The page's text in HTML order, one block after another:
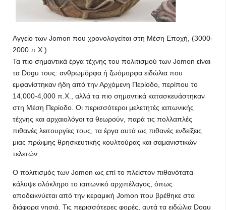
Αγγείο των Jomon που χρονολογείται στη Μέση Εποχή, (3000-
2000 π.Χ.)
Τα πιο σημαντικά έργα τέχνης του πολιτισμού των Jomon είναι
τα Dogu τους: ανθρωμόρφα ή ζωόμορφα ειδώλια που
εμφανίστηκαν ήδη από την Αρχόμενη Περίοδο, περίπου το
14,000-4,000 π.Χ., αλλά τα πιο σημαντικά κατασκευάστηκαν
στη Μέση Περίοδο. Οι περισσότεροι μελετητές ιαπωνικής
τέχνης και αρχαιολόγοι τα θεωρούν, παρά τις πολλαπλές
πιθανές λειτουργίες τους, τα έργα αυτά ως πιθανές ενδείξεις
μιας πρώιμης θρησκευτικής κουλτούρας και σαμανιστικών
τελετών.
Ο πολιτισμός των Jomon ως επί το πλείστον πιθανότατα
κάλυψε ολόκληρο το ιαπωνικό αρχιπέλαγος, όπως
αποδεικνύεται από την κεραμική Jomon που βρέθηκε στα
διάφορα νησιά. Τις περισσότερες φορές, αυτά τα ειδώλια Dogu